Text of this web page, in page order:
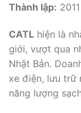
Thành lập: 2011
CATL hiện là
giới, vượt qua
Nhật Bản.
xe điện, lưu trữ
năng lượng